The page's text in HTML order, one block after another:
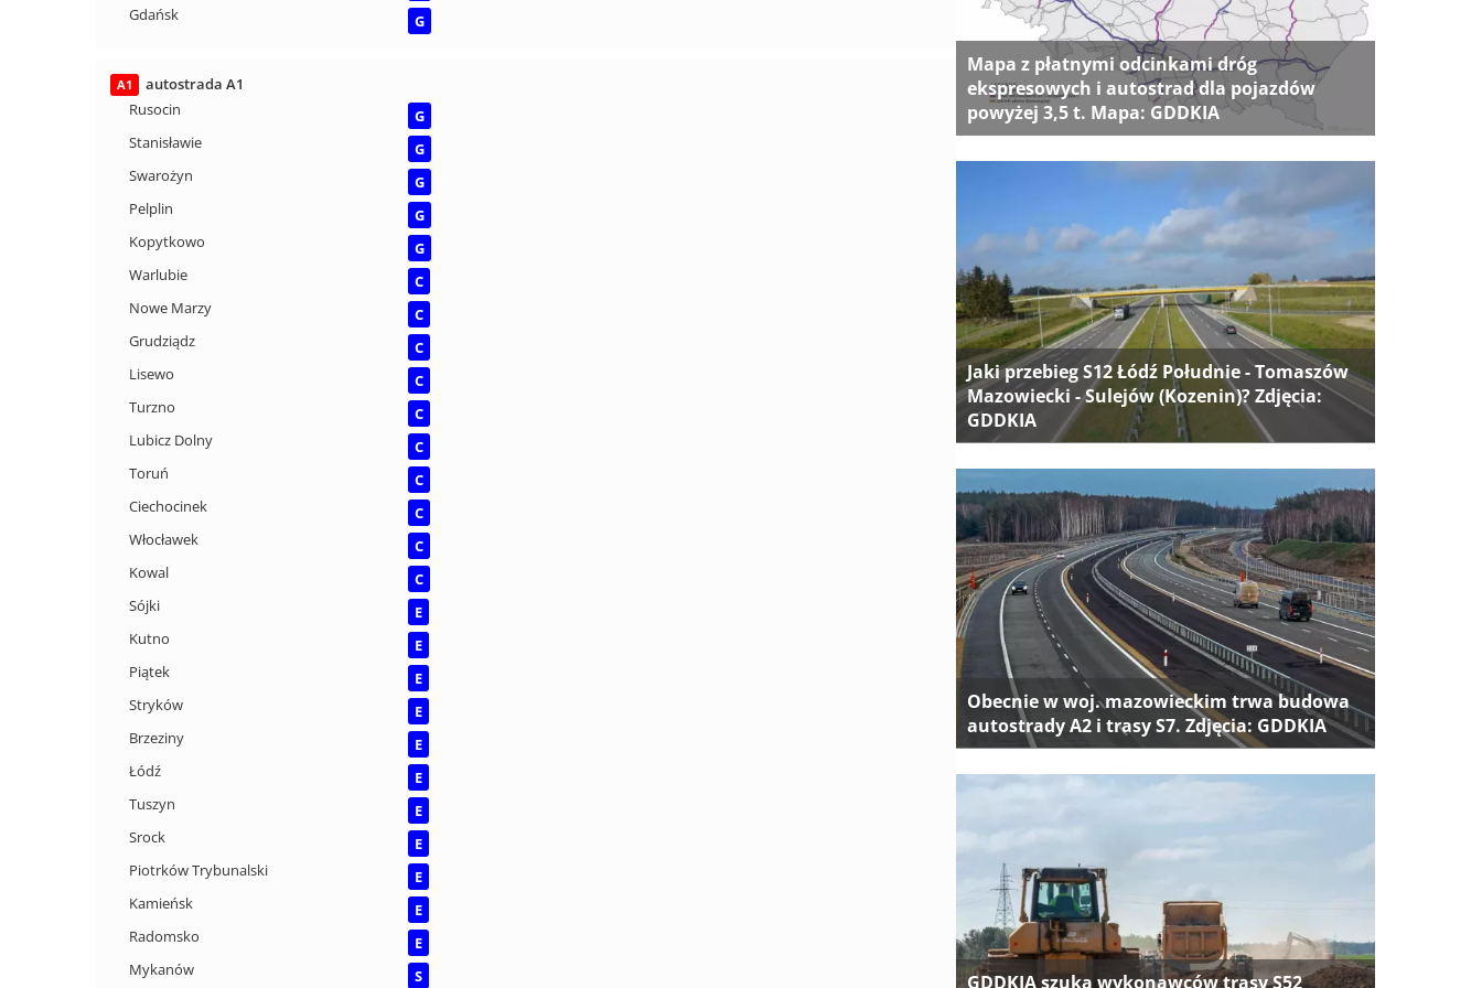
Gdańsk G
A1
autostrada A1
Rusocin
G
Stanisławie
G
Swarożyn
G
Pelplin
G
Kopytkowo
G
Warlubie
C
Nowe Marzy
C
Grudziądz
C
Lisewo
C
Turzno
C
Lubicz Dolny
C
Toruń
C
Ciechocinek
C
Włocławek
C
Kowal
C
Sójki
E
Kutno
E
Piątek
E
Stryków
E
Brzeziny
E
Łódź
E
Tuszyn
E
Srock
E
Piotrków Trybunalski
E
Kamieńsk
E
Radomsko
E
Mykanów
S
Mapa z płatnymi odcinkami dróg
ekspresowych i autostrad dla pojazdów
powyżej 3,5 t. Mapa: GDDKIA
Jaki przebieg S12 Łódź Południe - Tomaszów
Mazowiecki - Sulejów (Kozenin)? Zdjęcia:
GDDKIA
Obecnie w woj. mazowieckim trwa budowa
autostrady A2 i trasy S7. Zdjęcia: GDDKIA
GDDKIA szuka wykonawców trasy S52